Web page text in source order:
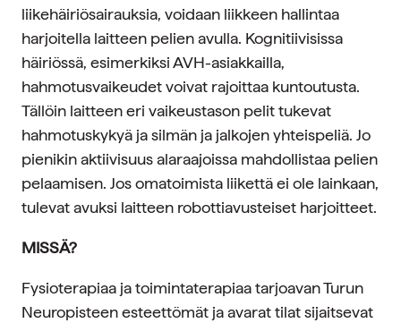
liikehäiriösairauksia, voidaan liikkeen hallintaa
harjoitella laitteen pelien avulla. Kognitiivisissa
häiriössä, esimerkiksi AVH-asiakkailla,
hahmotusvaikeudet voivat rajoittaa kuntoutusta.
Tällöin laitteen eri vaikeustason pelit tukevat
hahmotuskykyä ja silmän ja jalkojen yhteispeliä. Jo
pienikin aktiivisuus alaraajoissa mahdollistaa pelien
pelaamisen. Jos omatoimista liikettä ei ole lainkaan,
tulevat avuksi laitteen robottiavusteiset harjoitteet.
MISSÄ?
Fysioterapiaa ja toimintaterapiaa tarjoavan Turun
Neuropisteen esteettömät ja avarat tilat sijaitsevat